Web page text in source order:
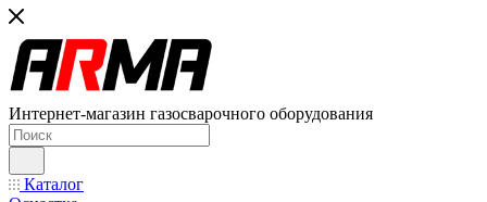
Интернет-магазин газосварочного оборудования
Каталог